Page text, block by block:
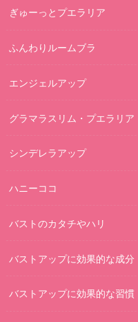
ぎゅーっとプエラリア
ふんわりルームブラ
エンジェルアップ
グラマラスリム・プエラリア
シンデレラアップ
ハニーココ
バストのカタチやハリ
バストアップに効果的な成分
バストアップに効果的な習慣